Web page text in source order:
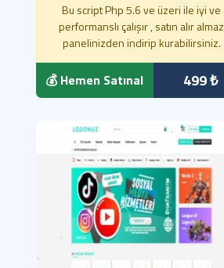
Bu script Php 5.6 ve üzeri ile iyi ve
performanslı çalışır , satın alır almaz
panelinizden indirip kurabilirsiniz.
💰 Hemen Satınal 499 ₺